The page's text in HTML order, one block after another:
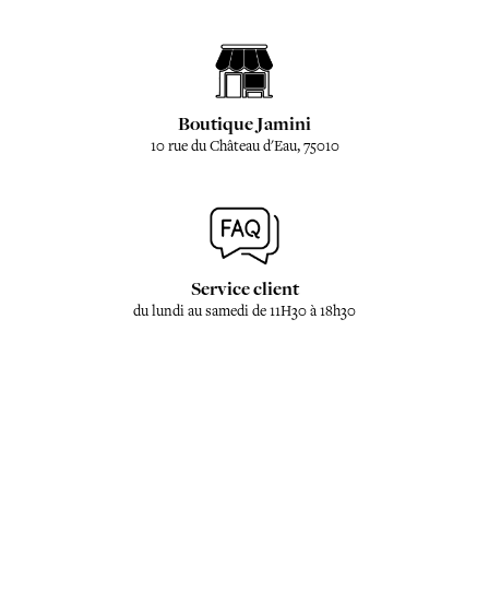
Boutique Jamini
10 rue du Château d'Eau, 75010
Service client
du lundi au samedi de 11H30 à 18h30